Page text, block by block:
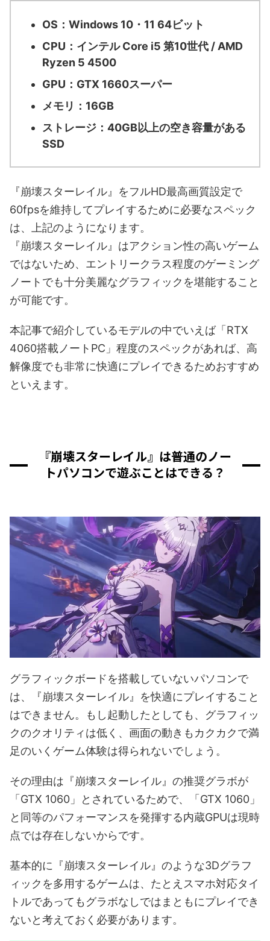
OS：Windows 10・11 64ビット
CPU：インテル Core i5 第10世代 / AMD
Ryzen 5 4500
GPU：GTX 1660スーパー
メモリ：16GB
ストレージ：40GB以上の空き容量がある
SSD
『崩壊スターレイル』をフルHD最高画質設定で
60fpsを維持してプレイするために必要なスペック
は、上記のようになります。
『崩壊スターレイル』はアクション性の高いゲーム
ではないため、エントリークラス程度のゲーミング
ノートでも十分美麗なグラフィックを堪能すること
が可能です。
本記事で紹介しているモデルの中でいえば「RTX
4060搭載ノートPC」程度のスペックがあれば、高
解像度でも非常に快適にプレイできるためおすすめ
といえます。
『崩壊スターレイル』は普通のノー
トパソコンで遊ぶことはできる？
グラフィックボードを搭載していないパソコンで
は、『崩壊スターレイル』を快適にプレイすること
はできません。もし起動したとしても、グラフィッ
クのクオリティは低く、画面の動きもカクカクで満
足のいくゲーム体験は得られないでしょう。
その理由は『崩壊スターレイル』の推奨グラボが
「GTX 1060」とされているためで、「GTX 1060」
と同等のパフォーマンスを発揮する内蔵GPUは現時
点では存在しないからです。
基本的に『崩壊スターレイル』のような3Dグラフ
ィックを多用するゲームは、たとえスマホ対応タイ
トルであってもグラボなしではまともにプレイでき
ないと考えておく必要があります。